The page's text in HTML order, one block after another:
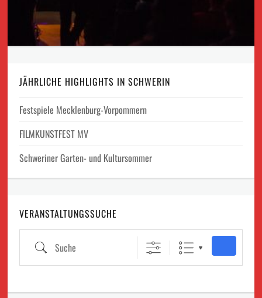
JÄHRLICHE HIGHLIGHTS IN SCHWERIN
Festspiele Mecklenburg-Vorpommern
FILMKUNSTFEST MV
Schweriner Garten- und Kultursommer
VERANSTALTUNGSSUCHE
Suche